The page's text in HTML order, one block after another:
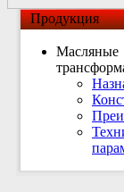
Продукция
Масляные